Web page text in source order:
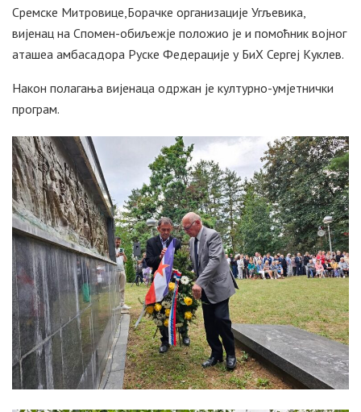
Сремске Митровице,Борачке организације Угљевика,
вијенац на Спомен-обиљежје положио је и помоћник војног
аташеа амбасадора Руске Федерације у БиХ Сергеј Куклев.
Након полагања вијенаца одржан је културно-умјетнички
програм.